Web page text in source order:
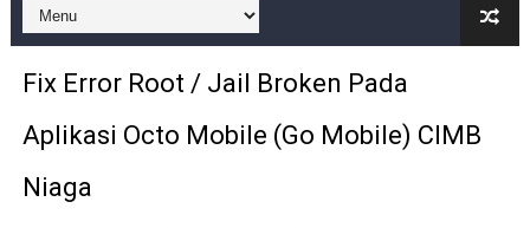
Fix Error Root / Jail Broken Pada
Aplikasi Octo Mobile (Go Mobile) CIMB
Niaga